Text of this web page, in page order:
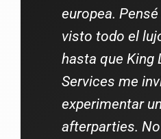
europea.
visto todo el
hasta que King
Services me
experimentar
afterparties.